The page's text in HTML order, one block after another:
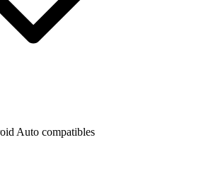
Auto compatibles